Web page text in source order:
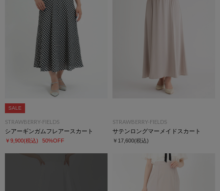
SALE
STRAWBERRY-FIELDS
シアーギンガムフレアースカート
￥9,900(税込) 50%OFF
STRAWBERRY-FIELDS
サテンロングマーメイドスカート
￥17,600(税込)